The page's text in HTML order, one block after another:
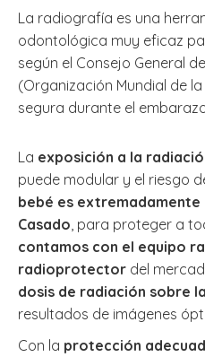
La radiografía es una
odontológica muy eficaz
según el Consejo General
(Organización Mundial de
segura durante el
La exposición a la
puede modular y el riesgo
bebé es extremadamente
Casado , para proteger a
contamos con el equipo
radioprotector del
dosis de radiación sobre
resultados de imágenes
Con la protección